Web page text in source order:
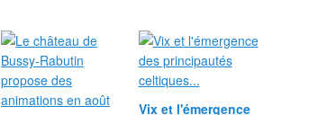
Vix et l'émergence